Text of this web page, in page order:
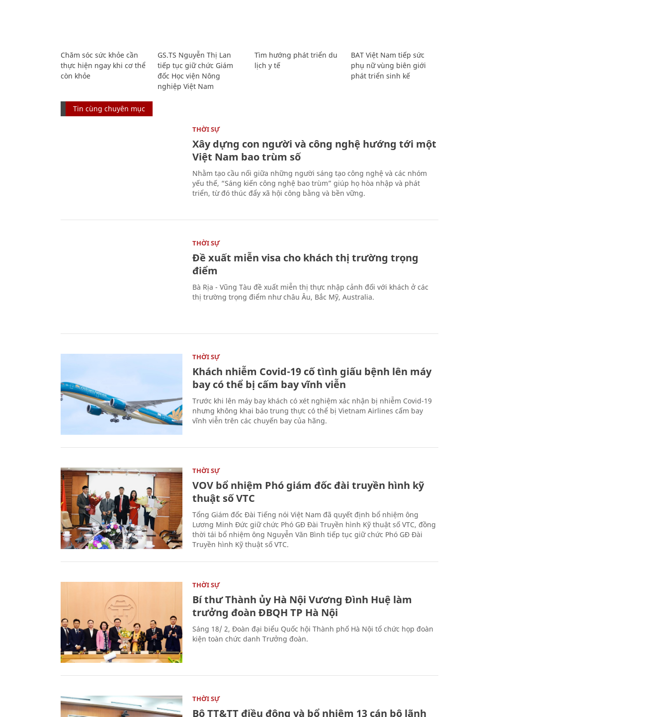
Chăm sóc sức khỏe cần
thực hiện ngay khi cơ thể
còn khỏe
GS.TS Nguyễn Thị Lan
tiếp tục giữ chức Giám
đốc Học viện Nông
nghiệp Việt Nam
Tìm hướng phát triển du
lịch y tế
BAT Việt Nam tiếp sức
phụ nữ vùng biên giới
phát triển sinh kế
Tin cùng chuyên mục
THỜI SỰ
Xây dựng con người và công nghệ hướng tới một
Việt Nam bao trùm số
Nhằm tạo cầu nối giữa những người sáng tạo công nghệ và các nhóm
yếu thế, “Sáng kiến công nghệ bao trùm” giúp họ hòa nhập và phát
triển, từ đó thúc đẩy xã hội công bằng và bền vững.
THỜI SỰ
Đề xuất miễn visa cho khách thị trường trọng
điểm
Bà Rịa - Vũng Tàu đề xuất miễn thị thực nhập cảnh đối với khách ở các
thị trường trọng điểm như châu Âu, Bắc Mỹ, Australia.
THỜI SỰ
Khách nhiễm Covid-19 cố tình giấu bệnh lên máy
bay có thể bị cấm bay vĩnh viễn
Trước khi lên máy bay khách có xét nghiệm xác nhận bị nhiễm Covid-19
nhưng không khai báo trung thực có thể bị Vietnam Airlines cấm bay
vĩnh viễn trên các chuyến bay của hãng.
THỜI SỰ
VOV bổ nhiệm Phó giám đốc đài truyền hình kỹ
thuật số VTC
Tổng Giám đốc Đài Tiếng nói Việt Nam đã quyết định bổ nhiệm ông
Lương Minh Đức giữ chức Phó GĐ Đài Truyền hình Kỹ thuật số VTC, đồng
thời tái bổ nhiệm ông Nguyễn Văn Bình tiếp tục giữ chức Phó GĐ Đài
Truyền hình Kỹ thuật số VTC.
THỜI SỰ
Bí thư Thành ủy Hà Nội Vương Đình Huệ làm
trưởng đoàn ĐBQH TP Hà Nội
Sáng 18/ 2, Đoàn đại biểu Quốc hội Thành phố Hà Nội tổ chức họp đoàn
kiện toàn chức danh Trưởng đoàn.
THỜI SỰ
Bộ TT&TT điều động và bổ nhiệm 13 cán bộ lãnh